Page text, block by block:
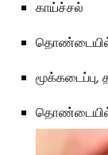
காய்ச்சல்
தொண்டையில்